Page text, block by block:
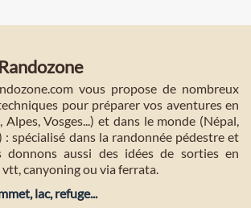
vous propose de nombreux
pour préparer vos aventures en
Alpes, Vosges...) et dans le monde (Népal,
: spécialisé dans la randonnée pédestre et
donnons aussi des idées de sorties en
vtt, canyoning ou via ferrata.
lac, refuge...